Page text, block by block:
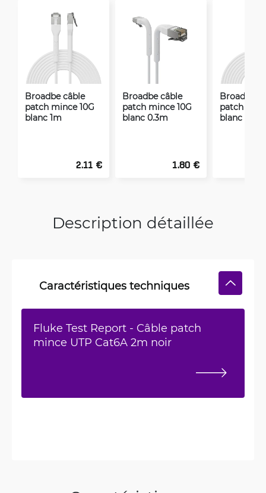
Broadbe câble
patch mince 10G
blanc 1m
2.11 €
Broadbe câble
patch mince 10G
blanc 0.3m
1.80 €
Broadbe
patch
blanc 2m
Description détaillée
Caractéristiques techniques
Fluke Test Report - Câble patch
mince UTP Cat6A 2m noir